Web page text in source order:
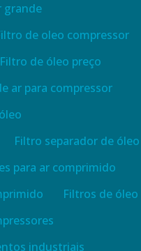
grande
de oleo compressor
Filtro de óleo preço
ar para compressor
Filtro separador de óleo
para ar comprimido
Filtros de óleo
industriais